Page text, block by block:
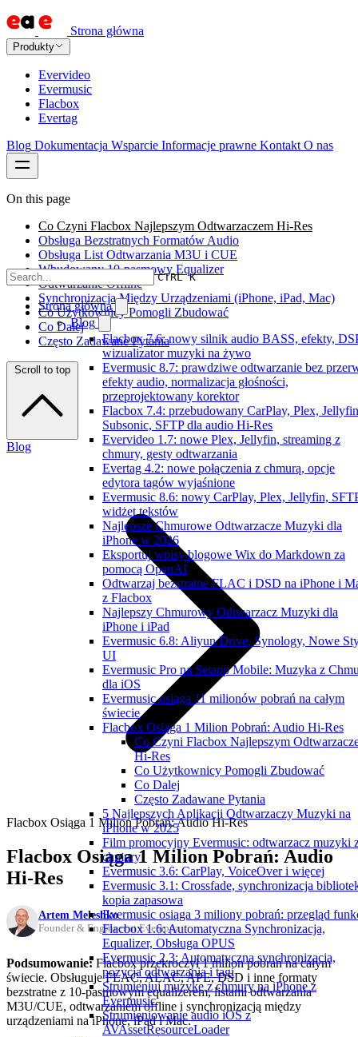
Strona główna
Produkty
Evervideo
Evermusic
Flacbox
Evertag
Blog Dokumentacja Wsparcie Informacje prawne Kontakt O nas
CTRL K
Strona główna
Blog
Flacbox 7.6: nowy silnik audio BASS, efekty,
wizualizator muzyki na żywo
Evermusic 8.7: prawdziwe odtwarzanie bez
efekty audio, normalizacja głośności,
przeprojektowany korektor
Flacbox 7.4: przebudowany CarPlay, Plex,
Subsonic, SFTP dla audio Hi-Res
Evervideo 1.7: nowe Plex, Jellyfin, streaming z
chmury, gesty odtwarzania
Evertag 4.2: nowe połączenia z chmurą, opcje
edytora tagów wyjaśnione
Evermusic 8.6: nowy CarPlay, Plex, Jellyfin,
widżet tekstów
Najlepsze Chmurowe Odtwarzacze Muzyki dla
iPhone w 2026
Eksportuj wpisy blogowe Wix do Markdown za
pomocą OpenAI
Odtwarzaj bezstratne FLAC i DSD na iPhone i
z Flacbox
Najlepszy Chmurowy Odtwarzacz Muzyki dla
iPhone i iPad
Evermusic 6.8: Aliyun Drive, Synology, Nowe
UI
Evermusic Pro na Setapp Mobile: Muzyka z
dla iOS
Evermusic osiąga 11 milionów pobrań na całym
świecie
Flacbox Osiąga 1 Milion Pobrań: Audio Hi-Res
Co Czyni Flacbox Najlepszym
Hi-Res
Co Użytkownicy Pomogli Zbudować
Co Dalej
Często Zadawane Pytania
5 Najlepszych Aplikacji Odtwarzaczy Muzyki na
iPhone w 2025
Film promocyjny Evermusic: odtwarzacz muzyki
chmury
Evermusic 3.6: CarPlay, VoiceOver i więcej
Evermusic 3.1: Crossfade, synchronizacja
kopia zapasowa
Evermusic osiąga 3 miliony pobrań: przegląd
Flacbox 1.6: Automatyczna Synchronizacja,
Equalizer, Obsługa OPUS
Evermusic 2.3: Automatyczna synchronizacja,
pozycja odtwarzania i tagi
Strumieniuj muzykę z chmury na iPhone z
Evermusic
Strumieniowanie audio iOS z
AVAssetResourceLoader
On this page
Co Czyni Flacbox Najlepszym Odtwarzaczem Hi-Res
Obsługa Bezstratnych Formatów Audio
Obsługa List Odtwarzania M3U i CUE
Wbudowany 10-pasmowy Equalizer
Odtwarzanie Offline
Synchronizacja Między Urządzeniami (iPhone, iPad, Mac)
Co Użytkownicy Pomogli Zbudować
Co Dalej
Często Zadawane Pytania
Scroll to top
Blog
Flacbox Osiąga 1 Milion Pobrań: Audio Hi-Res
Flacbox Osiąga 1 Milion Pobrań: Audio
Hi-Res
Artem Meleshko
Founder & Engineer at Everappz
Podsumowanie:Flacbox przekroczył 1 milion pobrań na całym
świecie. Obsługuje FLAC, ALAC, APE, DSD i inne formaty
bezstratne z 10-pasmowym equalizerem, listami odtwarzania
M3U/CUE, odtwarzaniem offline i synchronizacją między
urządzeniami na iPhone, iPad i Mac.